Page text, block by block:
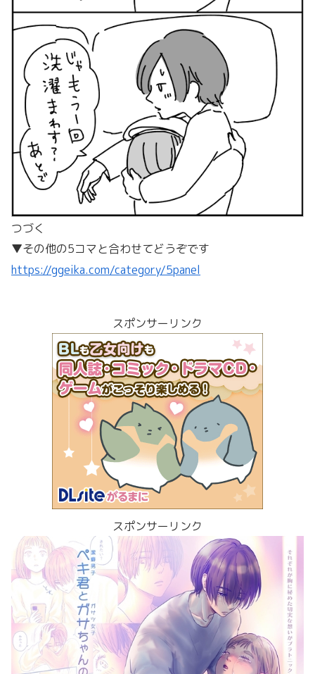
つづく
▼その他の5コマと合わせてどうぞです
https://ggeika.com/category/5panel
スポンサーリンク
スポンサーリンク